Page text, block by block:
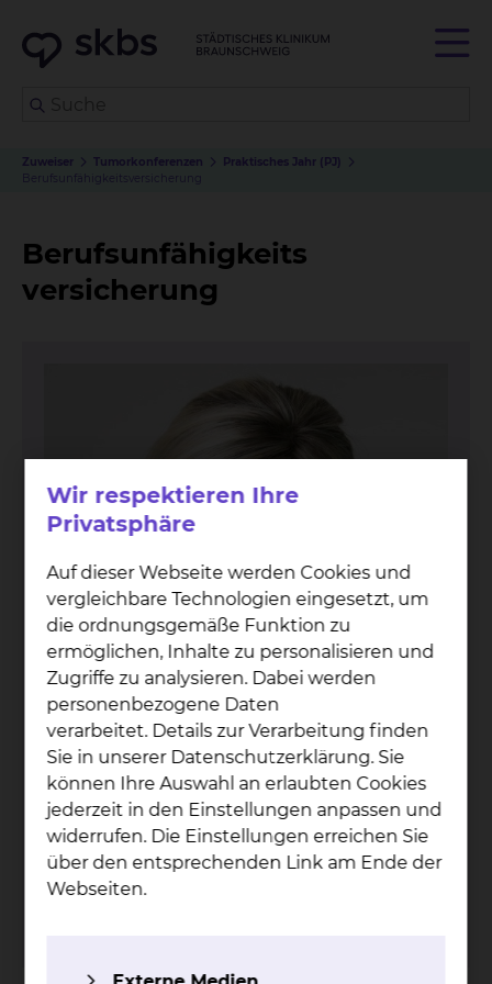
Zuweiser Tumorkonferenzen
Praktisches Jahr (PJ)
Berufsunfähigkeits
versicherung
Berufsunfähigkeits
versicherung
Ju­lia Gai­dosch
Freisestraße 9/10, 38118 Braunschweig
Tel.:
Wir respektieren Ihre
Privatsphäre
Auf dieser Webseite werden Cookies und
vergleichbare Technologien eingesetzt, um
die ordnungsgemäße Funktion zu
ermöglichen, Inhalte zu personalisieren und
Zugriffe zu analysieren. Dabei werden
personenbezogene Daten
verarbeitet. Details zur Verarbeitung finden
Sie in unserer Datenschutzerklärung. Sie
können Ihre Auswahl an erlaubten Cookies
jederzeit in den Einstellungen anpassen und
widerrufen. Die Einstellungen erreichen Sie
über den entsprechenden Link am Ende der
Webseiten.